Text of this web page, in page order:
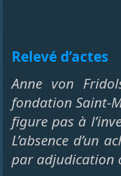
Relevé d’actes
Anne von
fondation Saint-
figure pas à
L’absence d’un
par adjudication